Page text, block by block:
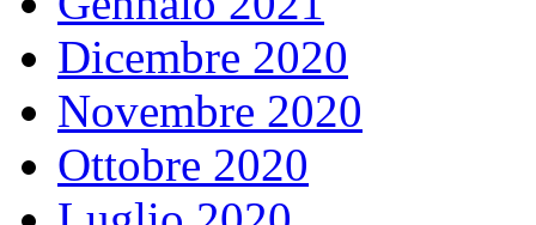
Dicembre 2020
Novembre 2020
Ottobre 2020